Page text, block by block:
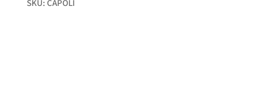
SKU: CAPOLI